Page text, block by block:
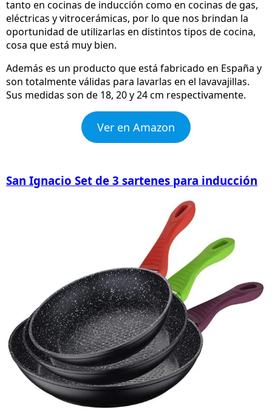
tanto en cocinas de inducción como en cocinas de gas,
eléctricas y vitrocerámicas, por lo que nos brindan la
oportunidad de utilizarlas en distintos tipos de cocina,
cosa que está muy bien.
Además es un producto que está fabricado en España y
son totalmente válidas para lavarlas en el lavavajillas.
Sus medidas son de 18, 20 y 24 cm respectivamente.
Ver en Amazon
San Ignacio Set de 3 sartenes para inducción